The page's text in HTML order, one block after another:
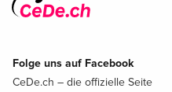
Folge uns auf Facebook
CeDe.ch – die offizielle Seite